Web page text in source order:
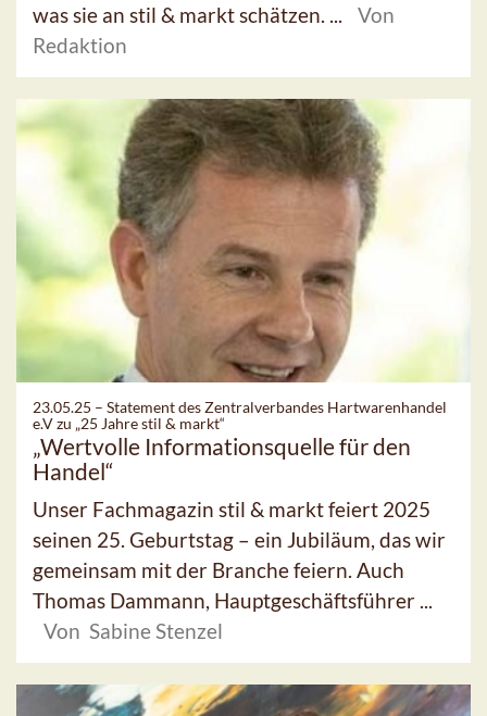
was sie an stil & markt schätzen. ...
Von
Redaktion
23.05.25 – Statement des Zentralverbandes Hartwarenhandel
e.V zu „25 Jahre stil & markt“
„Wertvolle Informationsquelle für den
Handel“
Unser Fachmagazin stil & markt feiert 2025
seinen 25. Geburtstag – ein Jubiläum, das wir
gemeinsam mit der Branche feiern. Auch
Thomas Dammann, Hauptgeschäftsführer ...
Von Sabine Stenzel